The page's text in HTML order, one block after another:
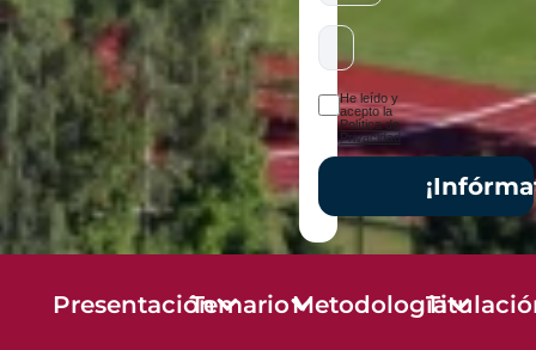
He leído y
acepto la
Política de
Privacidad
PresentaciónTemarioMetodología